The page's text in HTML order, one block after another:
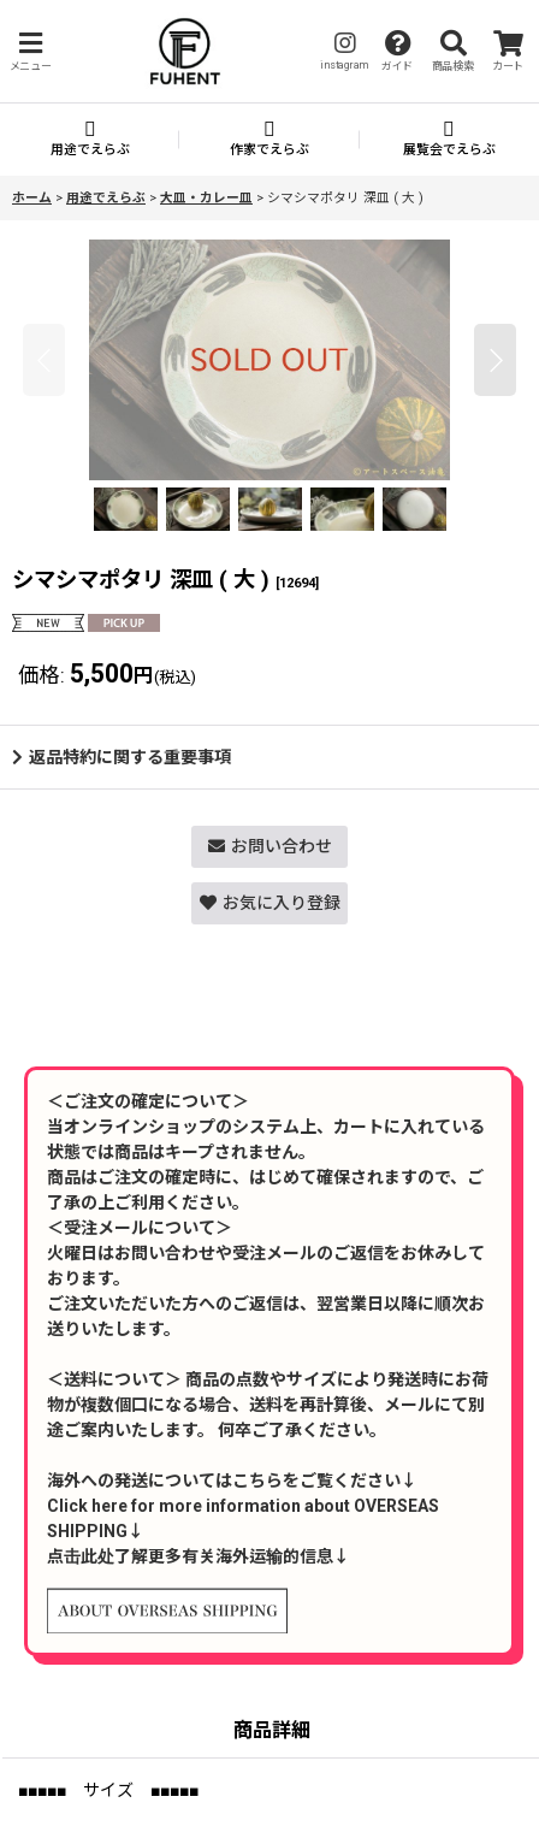
メニュー instagram ガイド 商品検索 カート
用途でえらぶ 作家でえらぶ 展覧会でえらぶ
ホーム > 用途でえらぶ > 大皿・カレー皿 > シマシマポタリ 深皿 ( 大 )
シマシマポタリ 深皿 ( 大 ) [12694]
価格: 5,500 円 (税込)
返品特約に関する重要事項
お問い合わせ
お気に入り登録
＜ご注文の確定について＞
当オンラインショップのシステム上、カートに入れている
状態では商品はキープされません。
商品はご注文の確定時に、はじめて確保されますので、ご
了承の上ご利用ください。
＜受注メールについて＞
火曜日はお問い合わせや受注メールのご返信をお休みして
おります。
ご注文いただいた方へのご返信は、翌営業日以降に順次お
送りいたします。
＜送料について＞ 商品の点数やサイズにより発送時にお荷
物が複数個口になる場合、送料を再計算後、メールにて別
途ご案内いたします。 何卒ご了承ください。
海外への発送についてはこちらをご覧ください↓
Click here for more information about OVERSEAS
SHIPPING↓
点击此处了解更多有关海外运输的信息↓
商品詳細
■■■■■ サイズ ■■■■■